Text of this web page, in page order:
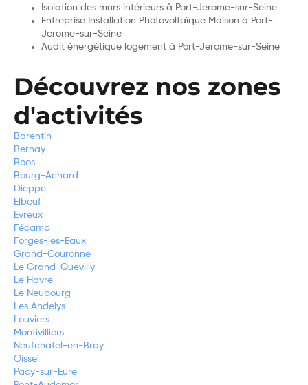
Isolation des murs intérieurs à Port-Jerome-sur-Seine
Entreprise Installation Photovoltaïque Maison à Port-
Jerome-sur-Seine
Audit énergétique logement à Port-Jerome-sur-Seine
Découvrez nos zones
d'activités
Barentin
Bernay
Boos
Bourg-Achard
Dieppe
Elbeuf
Evreux
Fécamp
Forges-les-Eaux
Grand-Couronne
Le Grand-Quevilly
Le Havre
Le Neubourg
Les Andelys
Louviers
Montivilliers
Neufchatel-en-Bray
Oissel
Pacy-sur-Eure